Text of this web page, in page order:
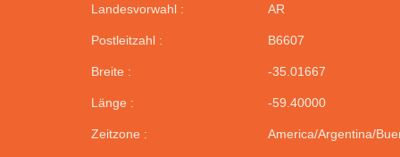
Landesvorwahl : AR
Postleitzahl : B6607
Breite : -35.01667
Länge : -59.40000
Zeitzone : America/Argentina/